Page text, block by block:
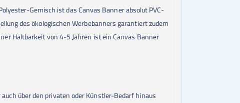
Gemisch ist das Canvas Banner absolut PVC-
des ökologischen Werbebanners garantiert zudem
Haltbarkeit von 4-5 Jahren ist ein Canvas Banner
über den privaten oder Künstler-Bedarf hinaus